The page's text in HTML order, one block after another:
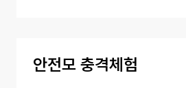
안전모 충격체험